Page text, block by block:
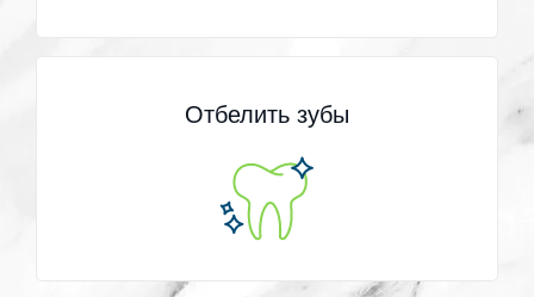
Отбелить зубы